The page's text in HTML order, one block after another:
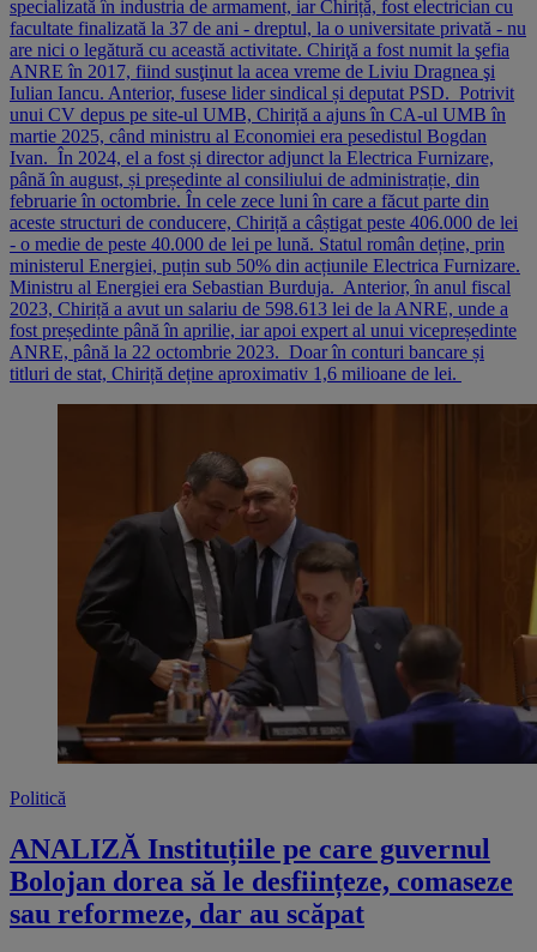
specializată în industria de armament, iar Chiriță, fost electrician cu
facultate finalizată la 37 de ani - dreptul, la o universitate privată - nu
are nici o legătură cu această activitate. Chiriţă a fost numit la şefia
ANRE în 2017, fiind susţinut la acea vreme de Liviu Dragnea şi
Iulian Iancu. Anterior, fusese lider sindical și deputat PSD. Potrivit
unui CV depus pe site-ul UMB, Chiriță a ajuns în CA-ul UMB în
martie 2025, când ministru al Economiei era pesedistul Bogdan
Ivan. În 2024, el a fost și director adjunct la Electrica Furnizare,
până în august, și președinte al consiliului de administrație, din
februarie în octombrie. În cele zece luni în care a făcut parte din
aceste structuri de conducere, Chiriță a câștigat peste 406.000 de lei
- o medie de peste 40.000 de lei pe lună. Statul român deține, prin
ministerul Energiei, puțin sub 50% din acțiunile Electrica Furnizare.
Ministru al Energiei era Sebastian Burduja. Anterior, în anul fiscal
2023, Chiriță a avut un salariu de 598.613 lei de la ANRE, unde a
fost președinte până în aprilie, iar apoi expert al unui vicepreședinte
ANRE, până la 22 octombrie 2023. Doar în conturi bancare și
titluri de stat, Chiriță deține aproximativ 1,6 milioane de lei.
Politică
ANALIZĂ Instituțiile pe care guvernul
Bolojan dorea să le desființeze, comaseze
sau reformeze, dar au scăpat